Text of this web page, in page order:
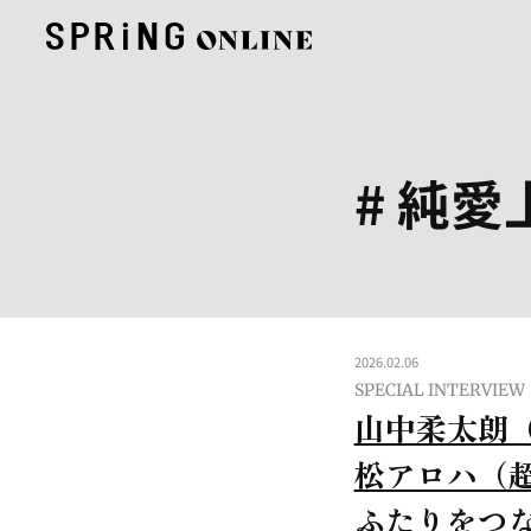
# 純愛
2026.02.06
SPECIAL INTERVIEW
山中柔太
松アロハ（
ふたりをつ